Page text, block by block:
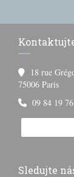
18 rue
75006 Paris
09 84 19
Sledujte